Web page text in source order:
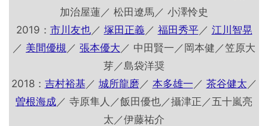
加治屋蓮／ 松田遼馬／ 小澤怜史
2019： 市川友也／ 塚田正義 ／ 福田秀平／ 江川智晃
／ 美間優槻 ／ 張本優大 ／ 中田賢一／岡本健／笠原大
芽／島袋洋奨
2018： 吉村裕基 ／ 城所龍磨 ／ 本多雄一 ／ 茶谷健太 ／
曽根海成 ／ 寺原隼人／飯田優也／攝津正／五十嵐亮
太／伊藤祐介